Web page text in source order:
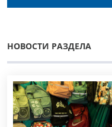
НОВОСТИ РАЗДЕЛА